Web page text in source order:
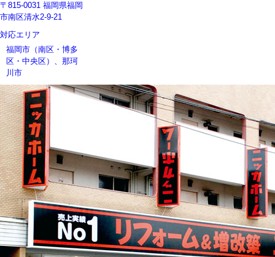
〒815-0031 福岡県福岡
市南区清水2-9-21
対応エリア
福岡市（南区・博多
区・中央区）、那珂
川市